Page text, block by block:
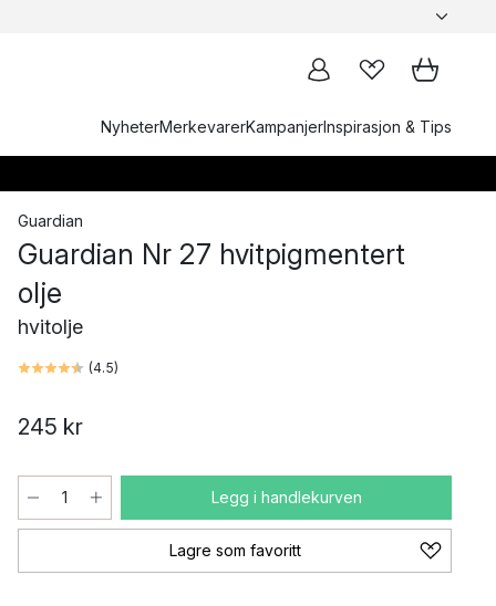
NyheterMerkevarerKampanjerInspirasjon & Tips
Guardian
Guardian Nr 27 hvitpigmentert
olje
hvitolje
(4.5)
245 kr
Legg i handlekurven
Lagre som favoritt